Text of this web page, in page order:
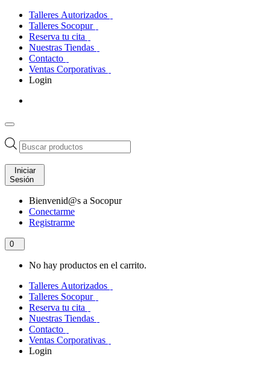
Talleres Autorizados
Talleres Socopur
Reserva tu cita
Nuestras Tiendas
Contacto
Ventas Corporativas
Login
Búsqueda
de
productos
Iniciar
Sesión
Bienvenid@s a Socopur
Conectarme
Registrarme
0
No hay productos en el carrito.
Talleres Autorizados
Talleres Socopur
Reserva tu cita
Nuestras Tiendas
Contacto
Ventas Corporativas
Login